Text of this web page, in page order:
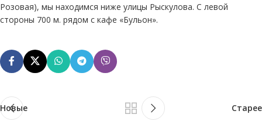
Розовая), мы находимся ниже улицы Рыскулова. С левой
стороны 700 м. рядом с кафе «Бульон».
Новые Старее